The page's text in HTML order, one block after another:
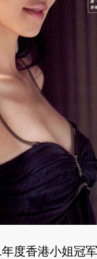
香港小姐冠军